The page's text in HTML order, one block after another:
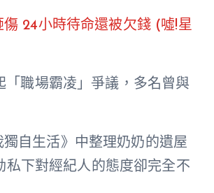
24小時待命還被欠錢 (噓!星
職場霸凌」爭議，多名曾與
自生活》中整理奶奶的遺屋
下對經紀人的態度卻完全不